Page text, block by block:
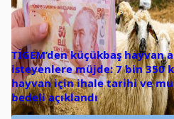
TİGEM’den küçükbaş hayvan
isteyenlere müjde: 7 bin 350
hayvan için ihale tarihi ve
bedeli açıklandı